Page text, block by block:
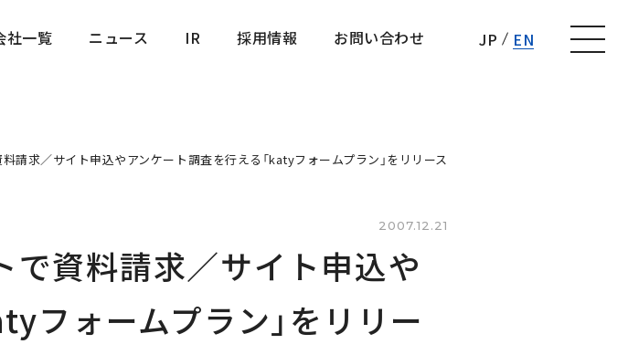
社一覧
ニュース
IR
採用情報
お問い合わせ
JP EN
料請求／サイト申込やアンケート調査を行える「katyフォームプラン」をリリース
2007.12.21
で資料請求／サイト申込や
フォームプラン」をリリー